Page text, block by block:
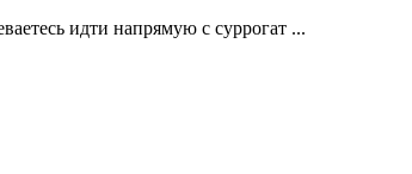
идти напрямую с суррогат ...